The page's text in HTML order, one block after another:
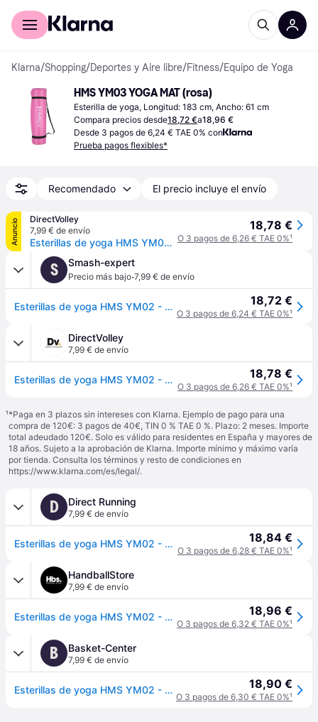
Comprar con Klarna
Klarna/Shopping/Deportes y Aire libre/Fitness/Equipo de Yoga
HMS YM03 YOGA MAT (rosa)
Esterilla de yoga, Longitud: 183 cm, Ancho: 61 cm
Compara precios desde18,72 €a18,96 €
Desde 3 pagos de 6,24 € TAE 0% con
Prueba pagos flexibles*
Recomendado El precio incluye el envío
Anuncio
DirectVolley
7,99 € de envío
Esterillas de yoga HMS YM02 - Rose
18,78 €
O 3 pagos de 6,26 € TAE 0%¹
S Smash-expert
Precio más bajo·7,99 € de envío
Esterillas de yoga HMS YM02 - Rose 18,72 €
O 3 pagos de 6,24 € TAE 0%¹
DirectVolley
7,99 € de envío
Esterillas de yoga HMS YM02 - Rose 18,78 €
O 3 pagos de 6,26 € TAE 0%¹
¹*Paga en 3 plazos sin intereses con Klarna. Ejemplo de pago para una
compra de 120€: 3 pagos de 40€, TIN 0 % TAE 0 %. Plazo: 2 meses. Importe
total adeudado 120€. Solo es válido para residentes en España y mayores de
18 años. Sujeto a la aprobación de Klarna. Importe mínimo y máximo varía
por tienda. Consulta los términos y resto de condiciones en
https://www.klarna.com/es/legal/.
D Direct Running
7,99 € de envío
Esterillas de yoga HMS YM02 - Rose 18,84 €
O 3 pagos de 6,28 € TAE 0%¹
HandballStore
7,99 € de envío
Esterillas de yoga HMS YM02 - Rose 18,96 €
O 3 pagos de 6,32 € TAE 0%¹
B Basket-Center
7,99 € de envío
Esterillas de yoga HMS YM02 - Rose 18,90 €
O 3 pagos de 6,30 € TAE 0%¹